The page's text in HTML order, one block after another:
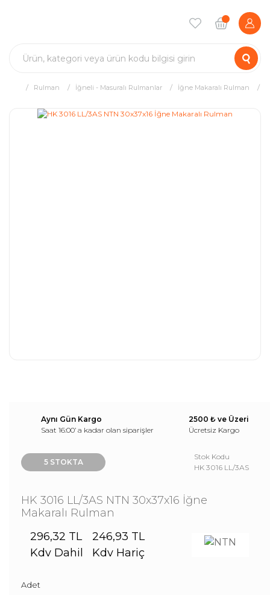
Rulman İğneli - Masuralı Rulmanlar İğne Makaralı Rulman
Aynı Gün Kargo
Saat 16:00’ a kadar olan siparişler
2500 ₺ ve Üzeri
Ücretsiz Kargo
5 STOKTA
Stok Kodu
HK 3016 LL/3AS
HK 3016 LL/3AS NTN 30x37x16 İğne
Makaralı Rulman
296,32 TL
Kdv Dahil
246,93 TL
Kdv Hariç
Adet